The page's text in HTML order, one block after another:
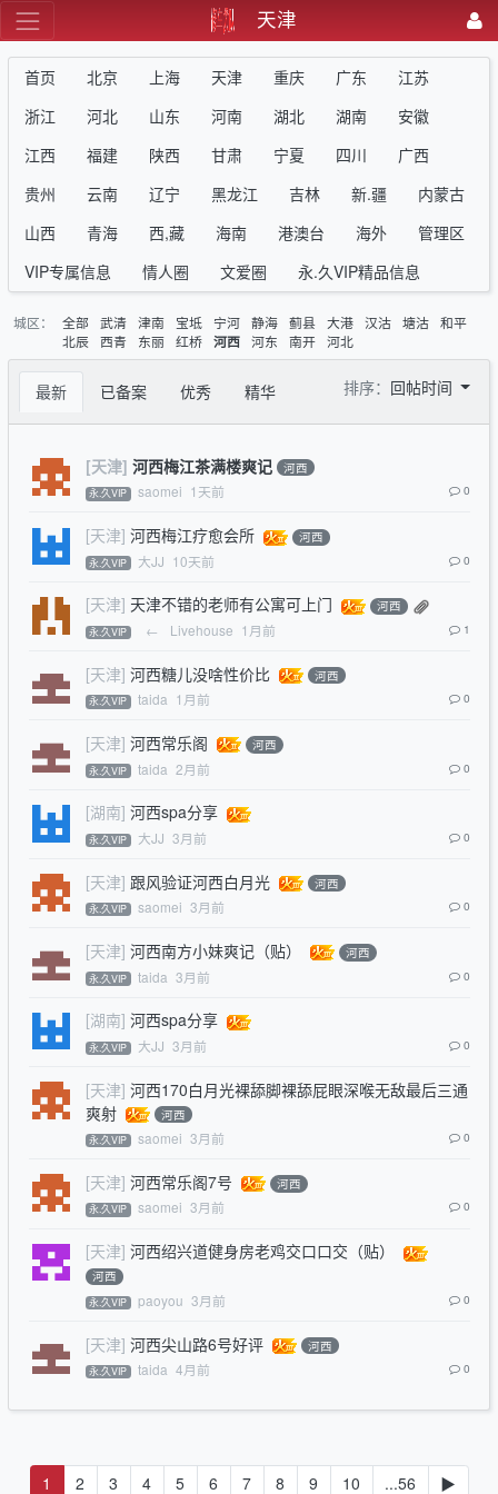
天津
首页 北京 上海 天津 重庆 广东
江苏
浙江
河北 山东 河南 湖北 湖南
安徽
江西
福建 陕西 甘肃 宁夏 四川
广西
贵州
云南 辽宁 黑龙江 吉林 新.疆
内蒙古
山西
青海 西,藏 海南 港澳台 海外
管理区
VIP专属信息
情人圈 文爱圈 永.久VIP精品信息
城区： 全部 武清 津南 宝坻 宁河 静海 蓟县 大港 汉沽 塘沽 和平
北辰 西青 东丽 红桥 河西 河东 南开 河北
最新 已备案 优秀 精华 排序： 回帖时间
[天津] 河西梅江茶满楼爽记 河西
永.久VIP saomei 1天前 0
[天津] 河西梅江疗愈会所 河西
永.久VIP 大JJ 10天前 0
[天津] 天津不错的老师有公寓可上门 河西
永.久VIP ← Livehouse 1月前 1
[天津] 河西糖儿没啥性价比 河西
永.久VIP taida 1月前 0
[天津] 河西常乐阁 河西
永.久VIP taida 2月前 0
[湖南] 河西spa分享
永.久VIP 大JJ 3月前 0
[天津] 跟风验证河西白月光 河西
永.久VIP saomei 3月前 0
[天津] 河西南方小妹爽记（贴） 河西
永.久VIP taida 3月前 0
[湖南] 河西spa分享
永.久VIP 大JJ 3月前 0
[天津] 河西170白月光裸舔脚裸舔屁眼深喉无敌最后三通
爽射
河西
永.久VIP saomei 3月前 0
[天津] 河西常乐阁7号 河西
永.久VIP saomei 3月前 0
[天津] 河西绍兴道健身房老鸡交口口交（贴）
河西
永.久VIP paoyou 3月前 0
[天津] 河西尖山路6号好评 河西
永.久VIP taida 4月前 0
1 2 3 4 5 6 7 8 9 10 ...56 ▶